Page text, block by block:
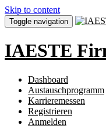
Skip to content
Toggle navigation
IAESTE
Dashboard
Austauschprogramm
Karrieremessen
Registrieren
Anmelden